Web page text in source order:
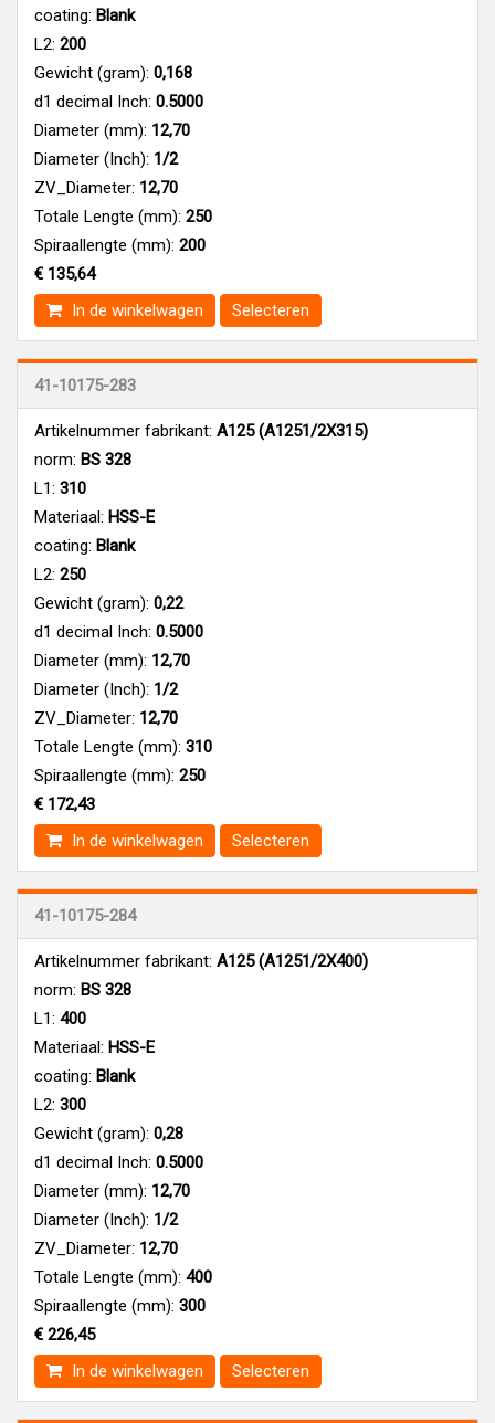
coating: Blank
L2: 200
Gewicht (gram): 0,168
d1 decimal Inch: 0.5000
Diameter (mm): 12,70
Diameter (Inch): 1/2
ZV_Diameter: 12,70
Totale Lengte (mm): 250
Spiraallengte (mm): 200
€ 135,64
In de winkelwagen
Selecteren
41-10175-283
Artikelnummer fabrikant: A125 (A1251/2X315)
norm: BS 328
L1: 310
Materiaal: HSS-E
coating: Blank
L2: 250
Gewicht (gram): 0,22
d1 decimal Inch: 0.5000
Diameter (mm): 12,70
Diameter (Inch): 1/2
ZV_Diameter: 12,70
Totale Lengte (mm): 310
Spiraallengte (mm): 250
€ 172,43
In de winkelwagen
Selecteren
41-10175-284
Artikelnummer fabrikant: A125 (A1251/2X400)
norm: BS 328
L1: 400
Materiaal: HSS-E
coating: Blank
L2: 300
Gewicht (gram): 0,28
d1 decimal Inch: 0.5000
Diameter (mm): 12,70
Diameter (Inch): 1/2
ZV_Diameter: 12,70
Totale Lengte (mm): 400
Spiraallengte (mm): 300
€ 226,45
In de winkelwagen
Selecteren